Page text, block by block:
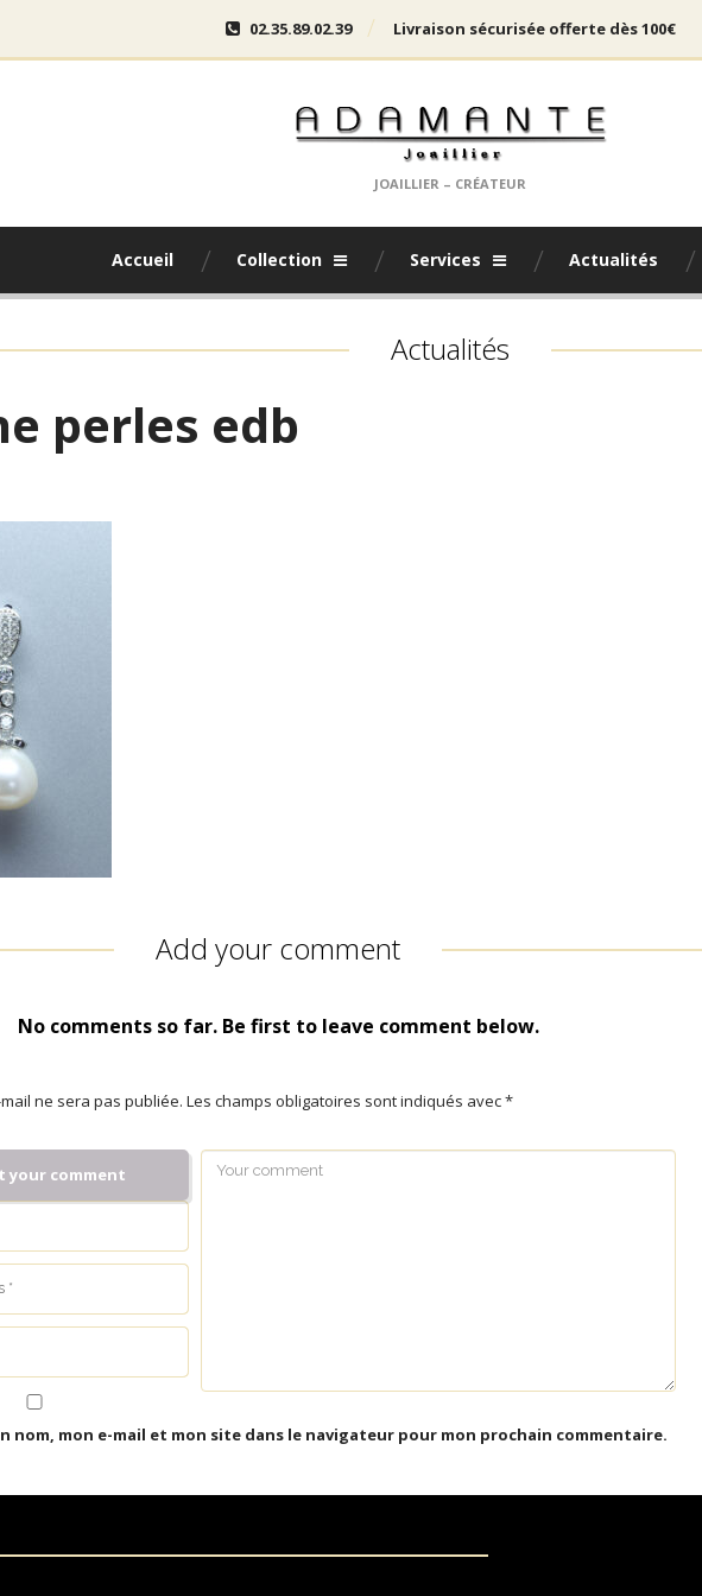
02.35.89.02.39 Livraison sécurisée offerte dès 100€
JOAILLIER – CRÉATEUR
Accueil Collection Services Actualités
Actualités
perles edb
Add your comment
No comments so far. Be first to leave comment below.
ne sera pas publiée. Les champs obligatoires sont indiqués avec*
your comment
nom, mon e-mail et mon site dans le navigateur pour mon prochain commentaire.